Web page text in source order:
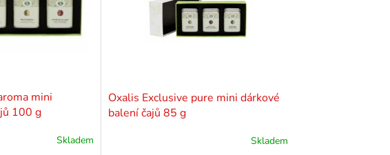
mini
100 g
Skladem
Oxalis Exclusive pure mini dárkové
balení čajů 85 g
Skladem